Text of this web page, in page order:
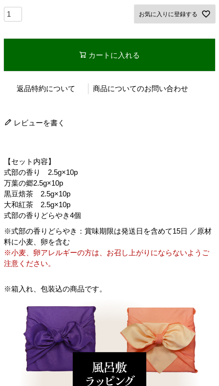
お気に入りに登録する
カートに入れる
返品特約について 商品についてのお問い合わせ
レビューを書く
【セット内容】
式部の香り 2.5g×10p
万葉の郷2.5g×10p
黒豆焙茶 2.5g×10p
大和紅茶 2.5g×10p
式部の香りどらやき4個
※式部の香りどらやき：賞味期限は発送日を含めて15日 ／原材
料に小麦、卵を含む
※小麦、卵アレルギーの方は、お召し上がりにならないようご
注意ください。
※箱入れ、包装込の商品です。